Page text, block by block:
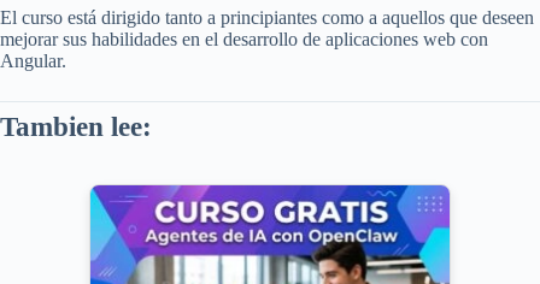
El curso está dirigido tanto a principiantes como a aquellos que deseen
mejorar sus habilidades en el desarrollo de aplicaciones web con
Angular.
Tambien lee: